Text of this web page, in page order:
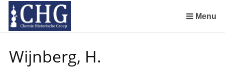
links
over
naar
de
Menu
Wijnberg, H.